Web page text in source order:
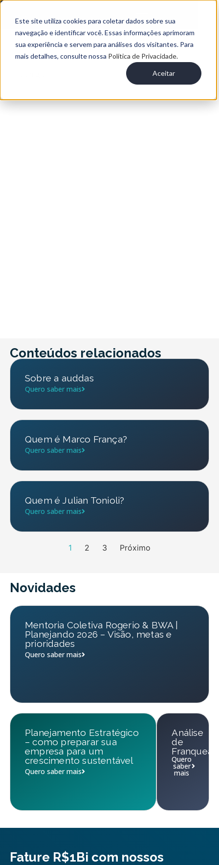
Este site utiliza cookies para coletar dados sobre sua
navegação e identificar você. Essas informações aprimoram
sua experiência e servem para análises dos visitantes. Para
mais detalhes, consulte nossa Política de Privacidade.
Aceitar
Carta de 10 anos
Conteúdos relacionados
Sobre a auddas
Quero saber mais
Quem é Marco França?
Quero saber mais
Quem é Julian Tonioli?
Quero saber mais
1 2 3 Próximo
Novidades
Mentoria Coletiva Rogerio & BWA |
Planejando 2026 – Visão, metas e
prioridades
Quero saber mais
Planejamento Estratégico
– como preparar sua
empresa para um
crescimento sustentável
Quero saber mais
Análise
de
Quero
saber
mais
Fature R$1Bi com nossos